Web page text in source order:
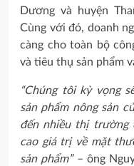
Dương và huyện
Cùng với đó, doanh
càng cho toàn bộ
và tiêu thụ sản phẩm
“Chúng tôi kỳ vọng
sản phẩm nông sản
đến nhiều thị trường
cao giá trị về mặt
sản phẩm”– ông